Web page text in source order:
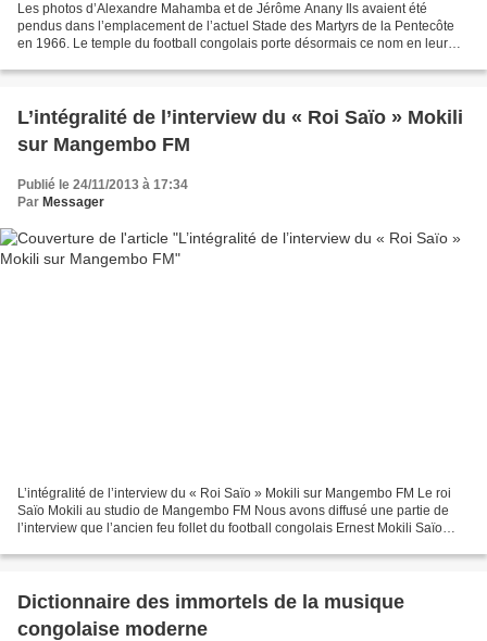
Les photos d’Alexandre Mahamba et de Jérôme Anany Ils avaient été
pendus dans l’emplacement de l’actuel Stade des Martyrs de la Pentecôte
en 1966. Le temple du football congolais porte désormais ce nom en leur
L’intégralité de l’interview du « Roi Saïo » Mokili
sur Mangembo FM
Publié le 24/11/2013 à 17:34
Par Messager
L’intégralité de l’interview du « Roi Saïo » Mokili sur Mangembo FM Le roi
Saïo Mokili au studio de Mangembo FM Nous avons diffusé une partie de
l’interview que l’ancien feu follet du football congolais Ernest Mokili Saïo
Dictionnaire des immortels de la musique
congolaise moderne